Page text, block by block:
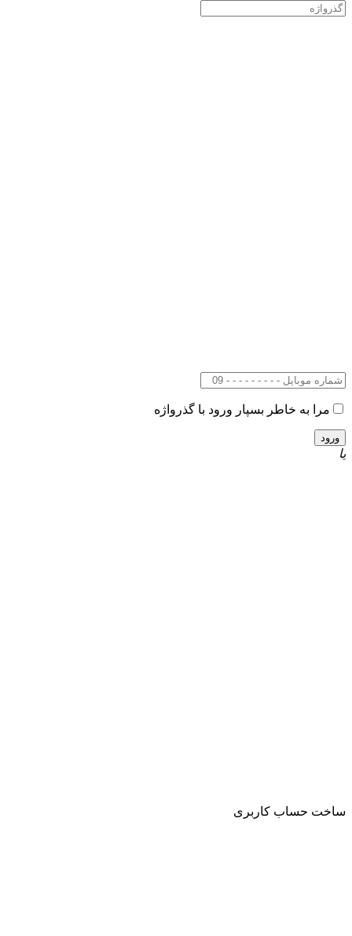
مرا به خاطر بسپار ورود با گذرواژه
یا
ساخت حساب کاربری